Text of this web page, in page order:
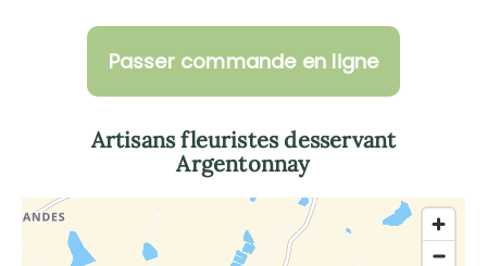
Passer commande en ligne
Artisans fleuristes desservant
Argentonnay